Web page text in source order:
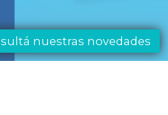
nuestras novedades